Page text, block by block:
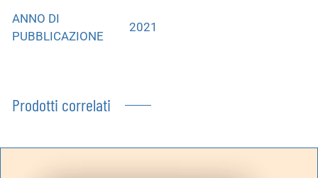
ANNO DI
PUBBLICAZIONE
2021
Prodotti correlati